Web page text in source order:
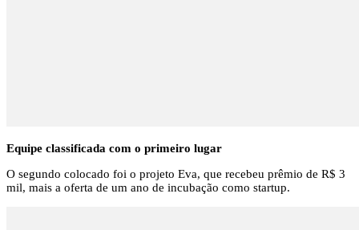
Equipe classificada com o primeiro lugar
O segundo colocado foi o projeto Eva, que recebeu prêmio de R$ 3
mil, mais a oferta de um ano de incubação como startup.